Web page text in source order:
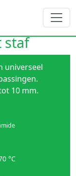
staf
universeel
10 mm.
°C